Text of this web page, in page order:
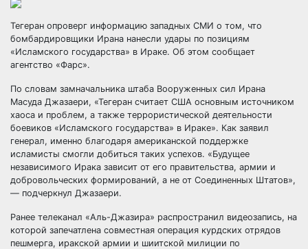
Тегеран опроверг информацию западных СМИ о том, что
бомбардировщики Ирана нанесли удары по позициям
«Исламского государства» в Ираке. Об этом сообщает
агентство «Фарс».
По словам замначальника штаба Вооруженных сил Ирана
Масуда Джазаери, «Тегеран считает США основным источником
хаоса и проблем, а также террористической деятельности
боевиков «Исламского государства» в Ираке». Как заявил
генерал, именно благодаря американской поддержке
исламисты смогли добиться таких успехов. «Будущее
независимого Ирака зависит от его правительства, армии и
добровольческих формирований, а не от Соединенных Штатов»,
— подчеркнул Джазаери.
Ранее телеканал «Аль-Джазира» распространил видеозапись, на
которой запечатлена совместная операция курдских отрядов
пешмерга, иракской армии и шиитской милиции по